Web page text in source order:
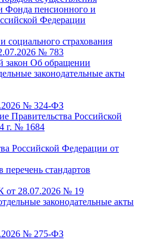
страхования
№ 783
№ 324-ФЗ
Российской Федерации от
от 28.07.2026 № 19
№ 275-ФЗ